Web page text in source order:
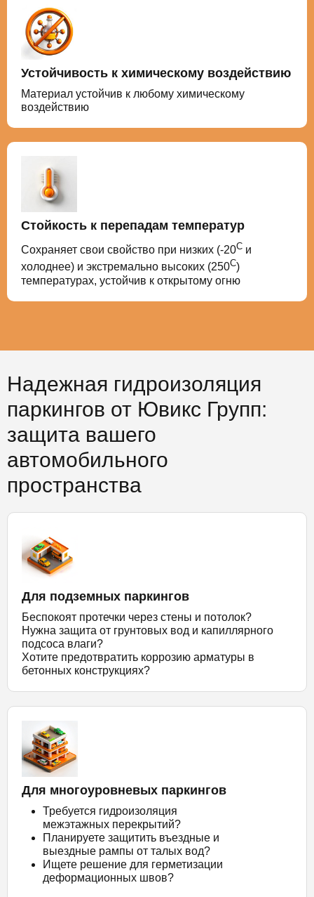
Устойчивость к химическому воздействию
Материал устойчив к любому химическому
воздействию
Стойкость к перепадам температур
Сохраняет свои свойство при низких (-20С и
холоднее) и экстремально высоких (250С)
температурах, устойчив к открытому огню
Надежная гидроизоляция
паркингов от Ювикс Групп:
защита вашего
автомобильного
пространства
Для подземных паркингов
Беспокоят протечки через стены и потолок?
Нужна защита от грунтовых вод и капиллярного
подсоса влаги?
Хотите предотвратить коррозию арматуры в
бетонных конструкциях?
Для многоуровневых паркингов
Требуется гидроизоляция
межэтажных перекрытий?
Планируете защитить въездные и
выездные рампы от талых вод?
Ищете решение для герметизации
деформационных швов?